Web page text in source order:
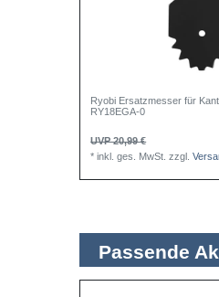
Ryobi Ersatzmesser für
RY18EGA-0
UVP 20,99 €
*inkl. ges. MwSt. zzgl.
Passende